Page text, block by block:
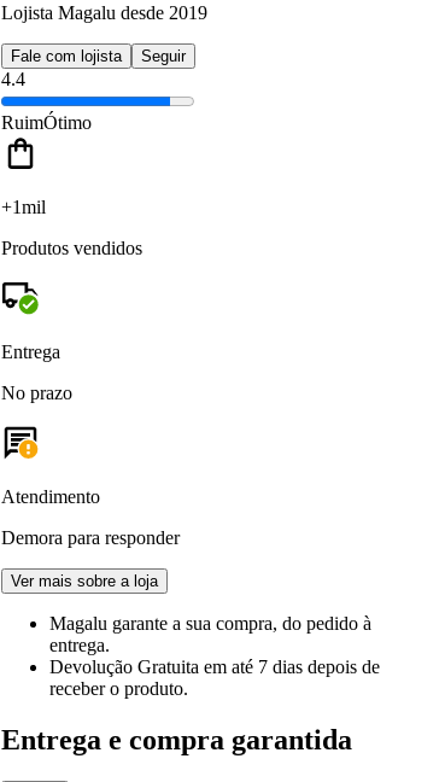
Lojista Magalu desde 2019
Fale com lojista Seguir
4.4
RuimÓtimo
+1mil
Produtos vendidos
Entrega
No prazo
Atendimento
Demora para responder
Ver mais sobre a loja
Magalu garante a sua compra, do pedido à
entrega.
Devolução Gratuita em até 7 dias depois de
receber o produto.
Entrega e compra garantida